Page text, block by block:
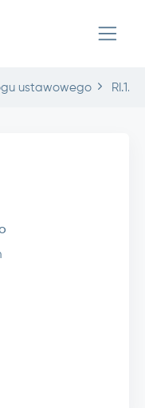
ustawowego